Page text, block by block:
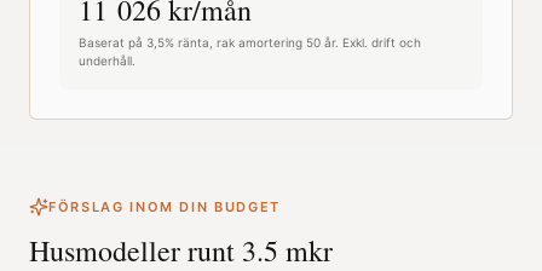
11 026kr/mån
Baserat på 3,5% ränta, rak amortering 50 år. Exkl. drift och
underhåll.
FÖRSLAG INOM DIN BUDGET
Husmodeller runt 3.5 mkr